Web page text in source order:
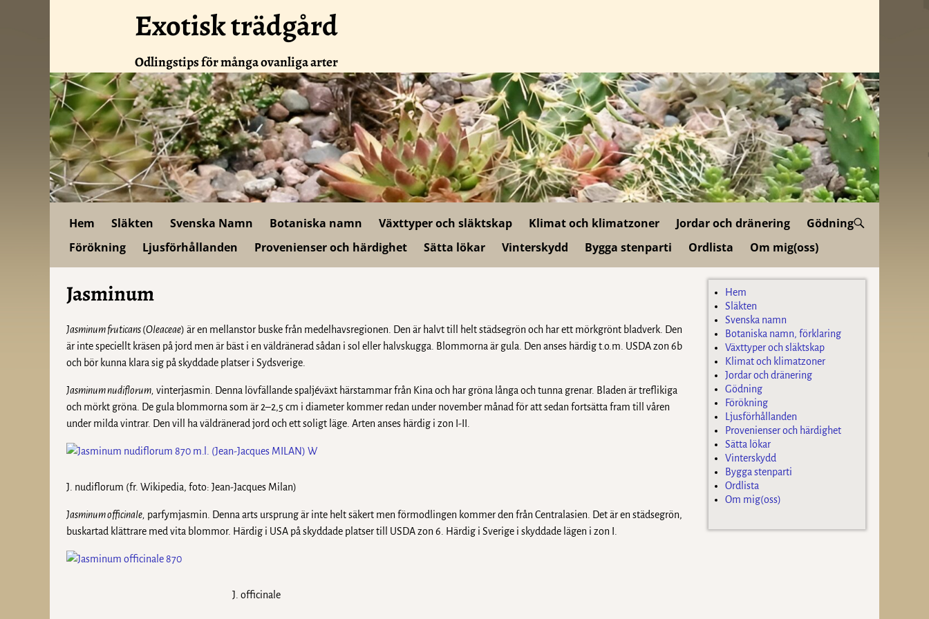
Exotisk trädgård
Odlingstips för många ovanliga arter
Hem Släkten Svenska Namn Botaniska namn Växttyper och släktskap Klimat och klimatzoner Jordar och dränering
Gödning
Förökning
Ljusförhållanden Provenienser och härdighet Sätta lökar Vinterskydd Bygga stenparti Ordlista Om mig(oss)
Jasminum
Jasminum fruticans(Oleaceae) är en mellanstor buske från medelhavsregionen. Den är halvt till helt städsegrön och har ett mörkgrönt bladverk. Den
är inte speciellt kräsen på jord men är bäst i en väldränerad sådan i sol eller halvskugga. Blommorna är gula. Den anses härdig t.o.m. USDA zon 6b
och bör kunna klara sig på skyddade platser i Sydsverige.
Jasminum nudiflorum, vinterjasmin. Denna lövfällande spaljéväxt härstammar från Kina och har gröna långa och tunna grenar. Bladen är treflikiga
och mörkt gröna. De gula blommorna som är 2–2,5 cm i diameter kommer redan under november månad för att sedan fortsätta fram till våren
under milda vintrar. Den vill ha väldränerad jord och ett soligt läge. Arten anses härdig i zon I-II.
J. nudiflorum (fr. Wikipedia, foto: Jean-Jacques Milan)
Jasminum officinale, parfymjasmin. Denna arts ursprung är inte helt säkert men förmodlingen kommer den från Centralasien. Det är en städsegrön,
buskartad klättrare med vita blommor. Härdig i USA på skyddade platser till USDA zon 6. Härdig i Sverige i skyddade lägen i zon I.
J. officinale
Hem
Släkten
Svenska namn
Botaniska namn, förklaring
Växttyper och släktskap
Klimat och klimatzoner
Jordar och dränering
Gödning
Förökning
Ljusförhållanden
Provenienser och härdighet
Sätta lökar
Vinterskydd
Bygga stenparti
Ordlista
Om mig(oss)